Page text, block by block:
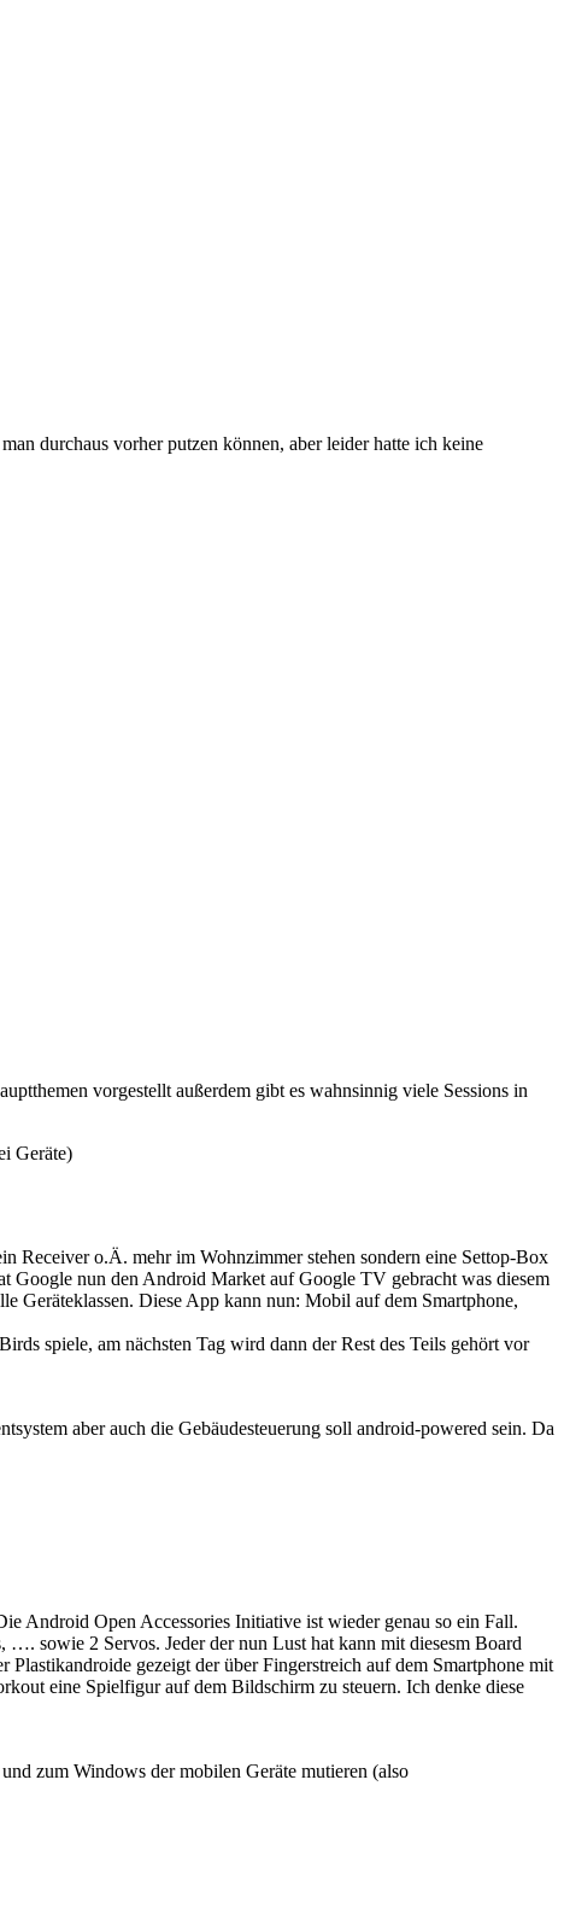
durchaus vorher putzen können, aber leider hatte ich keine
vorgestellt außerdem gibt es wahnsinnig viele Sessions in
Geräte)
Receiver o.Ä. mehr im Wohnzimmer stehen sondern eine Settop-Box
Google nun den Android Market auf Google TV gebracht was diesem
Geräteklassen. Diese App kann nun: Mobil auf dem Smartphone,
spiele, am nächsten Tag wird dann der Rest des Teils gehört vor
aber auch die Gebäudesteuerung soll android-powered sein. Da
Android Open Accessories Initiative ist wieder genau so ein Fall.
sowie 2 Servos. Jeder der nun Lust hat kann mit diesesm Board
gezeigt der über Fingerstreich auf dem Smartphone mit
eine Spielfigur auf dem Bildschirm zu steuern. Ich denke diese
zum Windows der mobilen Geräte mutieren (also